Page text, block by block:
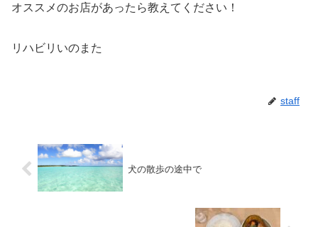
オススメのお店があったら教えてください！
リハビリいのまた
staff
犬の散歩の途中で